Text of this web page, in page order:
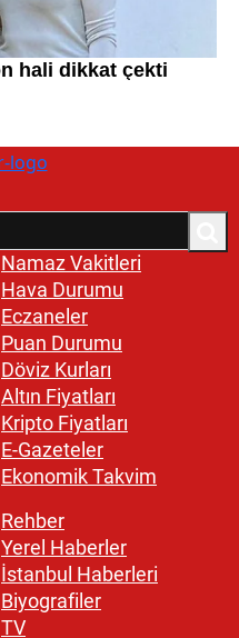
Namaz Vakitleri
Hava Durumu
Eczaneler
Puan Durumu
Döviz Kurları
Altın Fiyatları
Kripto Fiyatları
E-Gazeteler
Ekonomik Takvim
Rehber
Yerel Haberler
İstanbul Haberleri
Biyografiler
TV